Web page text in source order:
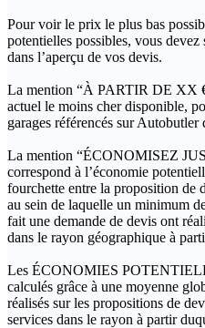
Pour voir le prix le plus bas
potentielles possibles, vous
dans l’aperçu de vos devis.
La mention “À PARTIR DE XX
actuel le moins cher disponible,
garages référencés sur Autobutler
La mention “ÉCONOMISEZ
correspond à l’économie
fourchette entre la proposition de
au sein de laquelle un minimum
fait une demande de devis ont
dans le rayon géographique à
Les ÉCONOMIES
calculés grâce à une moyenne
réalisés sur les propositions de
services dans le rayon à partir